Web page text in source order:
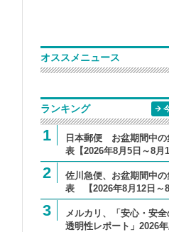
オススメニュース
ランキング
1
日本郵便 お盆期間中の
表【2026年8月5日～8月
2
佐川急便、お盆期間中
表 【2026年8月12日～8
3
メルカリ、「安心・安
透明性レポート」2026